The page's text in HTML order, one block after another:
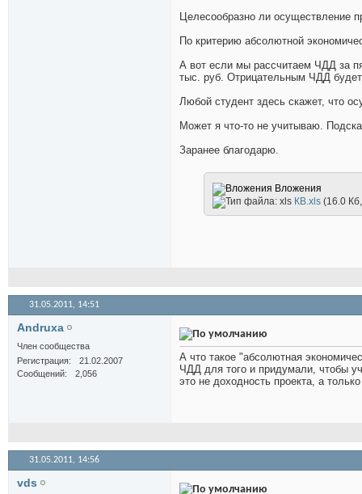
Целесообразно ли осуществление
По критерию абсолютной
А вот если мы рассчитаем ЧДД за
тыс. руб. Отрицательным ЧДД
Любой студент здесь скажет, что
Может я что-то не учитываю.
Заранее благодарю.
Вложения
КВ.xls (16.0
31.05.2011, 14:51
Andruxa
Член сообщества
Регистрация
21.02.2007
Сообщений
2,056
А что такое "абсолютная
ЧДД для того и придумали, чтобы
это не доходность проекта, а
31.05.2011, 14:56
vds